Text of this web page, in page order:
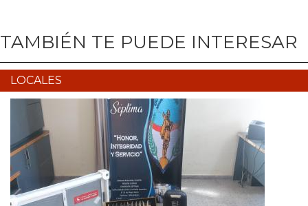
TAMBIÉN TE PUEDE INTERESAR
LOCALES